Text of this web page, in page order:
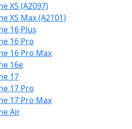
XS (A2097)
XS Max (A2101)
16 Plus
16 Pro
16 Pro Max
16e
17
17 Pro
17 Pro Max
Air